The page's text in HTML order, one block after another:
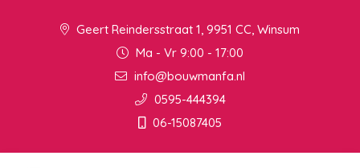
Geert Reindersstraat 1, 9951 CC, Winsum
Ma - Vr 9:00 - 17:00
info@bouwmanfa.nl
0595-444394
06-15087405